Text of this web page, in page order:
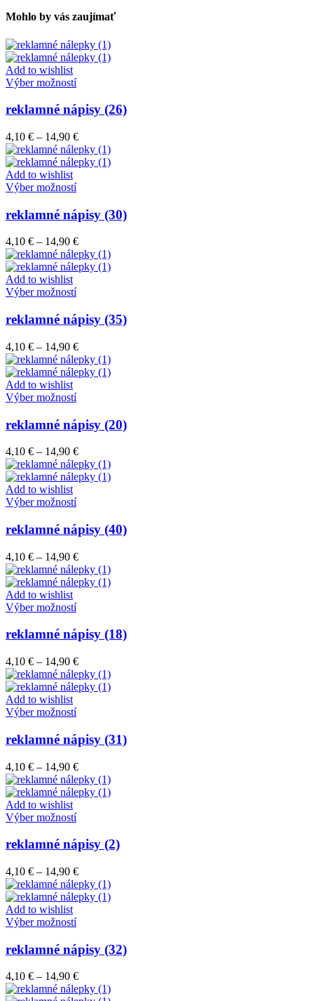
Mohlo by vás zaujímať
Add to wishlist
Výber možnostíTento
má
viacero
variantov.
Možnosti
si
môžete
vybrať
na
stránke
produktu.
reklamné nápisy (26)
4,10 € – 14,90 €Price
range:
4,10 €
Add to wishlist
Výber možnostíTento
má
viacero
variantov.
Možnosti
si
môžete
vybrať
na
stránke
produktu.
reklamné nápisy (30)
4,10 € – 14,90 €Price
range:
4,10 €
Add to wishlist
Výber možnostíTento
má
viacero
variantov.
Možnosti
si
môžete
vybrať
na
stránke
produktu.
reklamné nápisy (35)
4,10 € – 14,90 €Price
range:
4,10 €
Add to wishlist
Výber možnostíTento
má
viacero
variantov.
Možnosti
si
môžete
vybrať
na
stránke
produktu.
reklamné nápisy (20)
4,10 € – 14,90 €Price
range:
4,10 €
Add to wishlist
Výber možnostíTento
má
viacero
variantov.
Možnosti
si
môžete
vybrať
na
stránke
produktu.
reklamné nápisy (40)
4,10 € – 14,90 €Price
range:
4,10 €
Add to wishlist
Výber možnostíTento
má
viacero
variantov.
Možnosti
si
môžete
vybrať
na
stránke
produktu.
reklamné nápisy (18)
4,10 € – 14,90 €Price
range:
4,10 €
Add to wishlist
Výber možnostíTento
má
viacero
variantov.
Možnosti
si
môžete
vybrať
na
stránke
produktu.
reklamné nápisy (31)
4,10 € – 14,90 €Price
range:
4,10 €
Add to wishlist
Výber možnostíTento
má
viacero
variantov.
Možnosti
si
môžete
vybrať
na
stránke
produktu.
reklamné nápisy (2)
4,10 € – 14,90 €Price
range:
4,10 €
Add to wishlist
Výber možnostíTento
má
viacero
variantov.
Možnosti
si
reklamné nápisy (32)
4,10 € – 14,90 €Price
range: